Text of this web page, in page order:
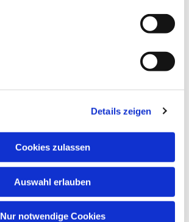
Details zeigen
Cookies zulassen
Auswahl erlauben
Nur notwendige Cookies